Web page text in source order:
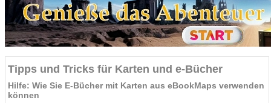
Tipps und Tricks für Karten und e-Bücher
Hilfe: Wie Sie E-Bücher mit Karten aus eBookMaps verwenden
können